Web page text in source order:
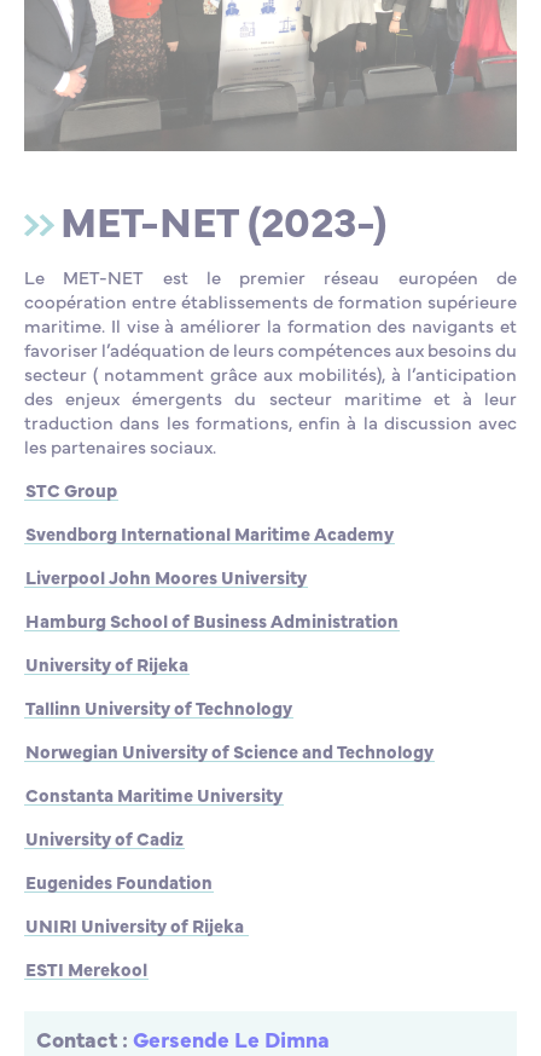
MET-NET (2023-)
Le MET-NET est le premier réseau européen de
coopération entre établissements de formation supérieure
maritime. Il vise à améliorer la formation des navigants et
favoriser l’adéquation de leurs compétences aux besoins du
secteur ( notamment grâce aux mobilités), à l’anticipation
des enjeux émergents du secteur maritime et à leur
traduction dans les formations, enfin à la discussion avec
les partenaires sociaux.
STC Group
Svendborg International Maritime Academy
Liverpool John Moores University
Hamburg School of Business Administration
University of Rijeka
Tallinn University of Technology
Norwegian University of Science and Technology
Constanta Maritime University
University of Cadiz
Eugenides Foundation
UNIRI University of Rijeka
ESTI Merekool
Contact : Gersende Le Dimna
STC
HSBA
ENSM
University of Rijeka
TALTECH